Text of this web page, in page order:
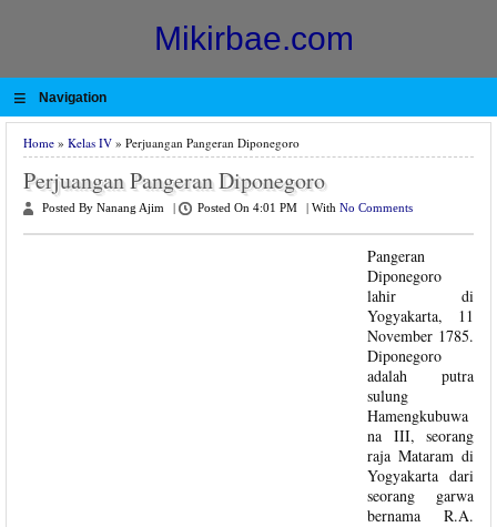
Mikirbae.com
≡ Navigation
Home » Kelas IV » Perjuangan Pangeran Diponegoro
Perjuangan Pangeran Diponegoro
Posted By Nanang Ajim Posted On 4:01 PM With No Comments
Pangeran
Diponegoro
lahir di
Yogyakarta, 11
November 1785.
Diponegoro
adalah putra
sulung
Hamengkubuwa
na III, seorang
raja Mataram di
Yogyakarta dari
seorang garwa
bernama R.A.